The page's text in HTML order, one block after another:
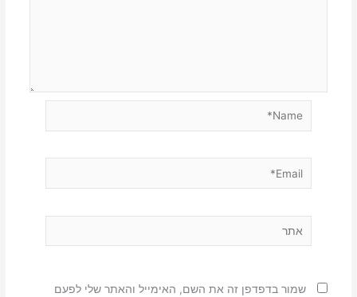
Email*
שמור בדפדפן זה את השם, האימייל והאתר שלי לפעם